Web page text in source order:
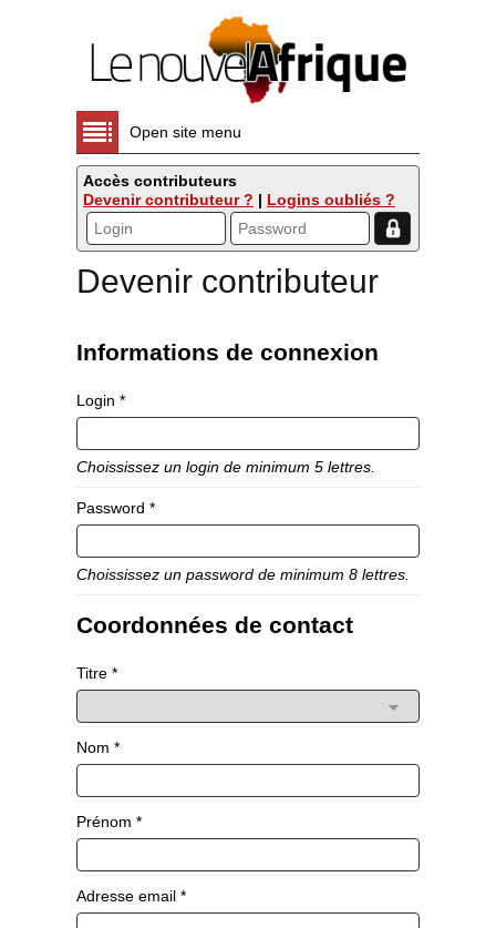
Open site menu
Accès contributeurs
Devenir contributeur ? | Logins oubliés ?
Devenir contributeur
Informations de connexion
Login *
Choississez un login de minimum 5 lettres.
Password *
Choississez un password de minimum 8 lettres.
Coordonnées de contact
Titre *
Nom *
Prénom *
Adresse email *